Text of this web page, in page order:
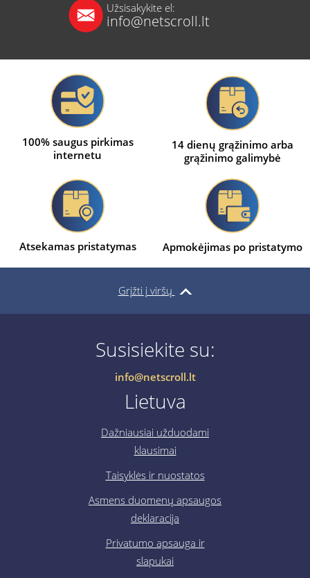
Užsisakykite el:
info@netscroll.lt
100% saugus pirkimas
internetu
14 dienų grąžinimo arba
grąžinimo galimybė
Atsekamas pristatymas Apmokėjimas po pristatymo
Grįžti į viršų
Susisiekite su:
info@netscroll.lt
Lietuva
Dažniausiai užduodami
klausimai
Taisyklės ir nuostatos
Asmens duomenų apsaugos
deklaracija
Privatumo apsauga ir
slapukai